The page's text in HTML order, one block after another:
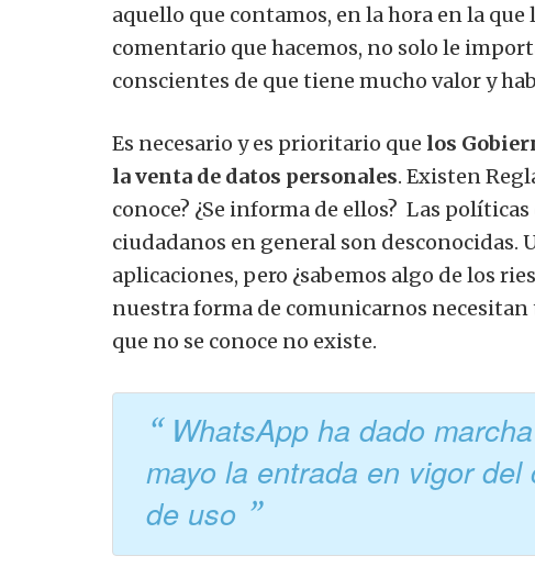
aquello que contamos, en la hora en la
comentario que hacemos, no solo le
conscientes de que tiene mucho valor y
Es necesario y es prioritario que los
la venta de datos personales. Existen
conoce? ¿Se informa de ellos? Las
ciudadanos en general son desconocidas.
aplicaciones, pero ¿sabemos algo de los
nuestra forma de comunicarnos necesitan
que no se conoce no existe.
WhatsApp ha dado
mayo la entrada en vigor
de uso